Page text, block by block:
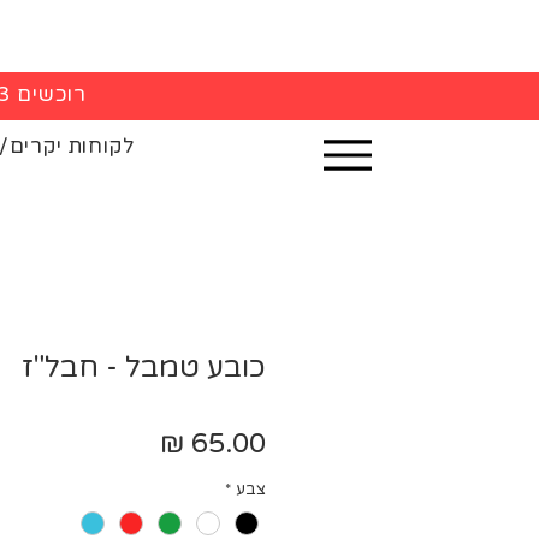
רוכשים 3 חולצות - 5% הנחה בקופה
לקוחות
כובע טמבל - חבל"ז
צבע *